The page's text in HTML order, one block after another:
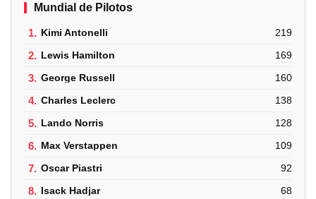
Mundial de Pilotos
1. Kimi Antonelli 219
2. Lewis Hamilton 169
3. George Russell 160
4. Charles Leclerc 138
5. Lando Norris 128
6. Max Verstappen 109
7. Oscar Piastri 92
8. Isack Hadjar 68